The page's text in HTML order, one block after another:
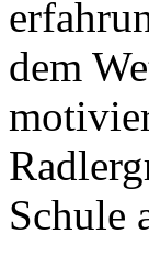
dem
Schule